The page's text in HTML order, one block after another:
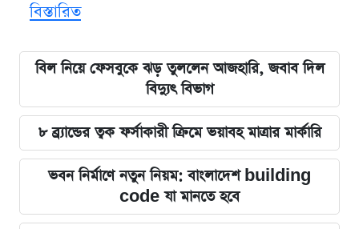
বিস্তারিত
বিল নিয়ে ফেসবুকে ঝড় তুললেন আজহারি, জবাব দিল
বিদ্যুৎ বিভাগ
৮ ব্র্যান্ডের ত্বক ফর্সাকারী ক্রিমে ভয়াবহ মাত্রার মার্কারি
ভবন নির্মাণে নতুন নিয়ম: বাংলাদেশ building
code যা মানতে হবে